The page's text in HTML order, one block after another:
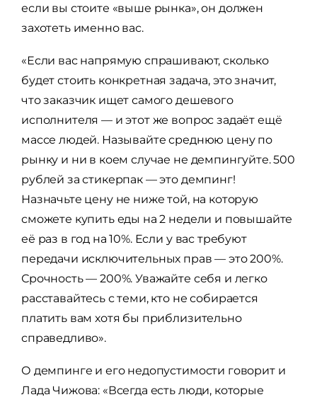
если вы стоите «выше рынка», он должен
захотеть именно вас.
«Если вас напрямую спрашивают, сколько
будет стоить конкретная задача, это значит,
что заказчик ищет самого дешевого
исполнителя — и этот же вопрос задаёт ещё
массе людей. Называйте среднюю цену по
рынку и ни в коем случае не демпингуйте. 500
рублей за стикерпак — это демпинг!
Назначьте цену не ниже той, на которую
сможете купить еды на 2 недели и повышайте
её раз в год на 10%. Если у вас требуют
передачи исключительных прав — это 200%.
Срочность — 200%. Уважайте себя и легко
расставайтесь с теми, кто не собирается
платить вам хотя бы приблизительно
справедливо».
О демпинге и его недопустимости говорит и
Лада Чижова: «Всегда есть люди, которые